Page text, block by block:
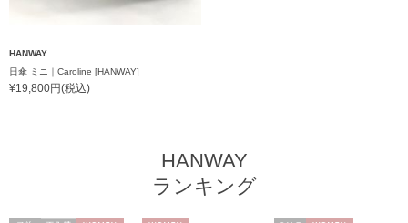
HANWAY
日傘 ミニ｜Caroline [HANWAY]
¥19,800円(税込)
HANWAY
ランキング